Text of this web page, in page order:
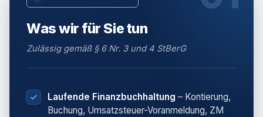
Was wir für Sie tun
Zulässig gemäß § 6 Nr. 3 und 4 StBerG
Laufende Finanzbuchhaltung – Kontierung,
Buchung, Umsatzsteuer-Voranmeldung, ZM